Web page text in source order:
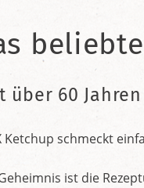
über 60
Ketchup schmeckt
ist die